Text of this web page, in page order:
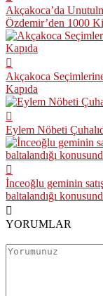
Akçakoca’da
Özdemir’den 1000
Akçakoca
Kapıda
Eylem Nöbeti
İnceoğlu geminin
baltalandığı
YORUMLAR